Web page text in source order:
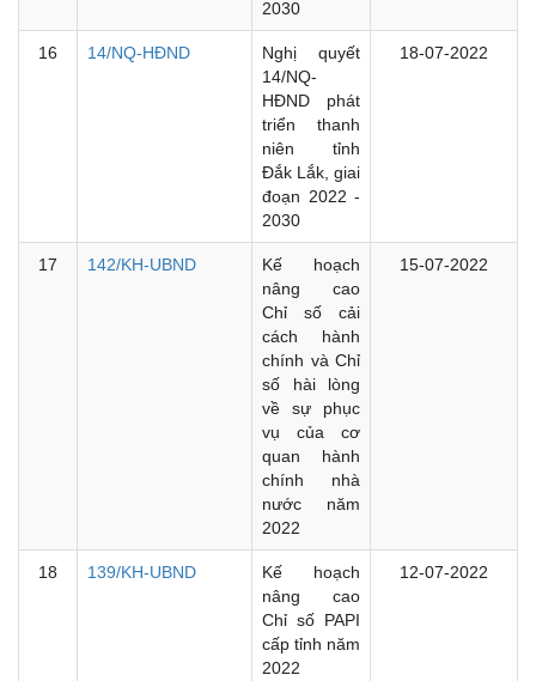
2030
16 14/NQ-HĐND
Nghị quyết
14/NQ-
HĐND phát
triển thanh
niên tỉnh
Đắk Lắk, giai
đoạn 2022 -
2030
18-07-2022
17 142/KH-UBND
Kế hoạch
nâng cao
Chỉ số cải
cách hành
chính và Chỉ
số hài lòng
về sự phục
vụ của cơ
quan hành
chính nhà
nước năm
2022
15-07-2022
18 139/KH-UBND
Kế hoạch
nâng cao
Chỉ số PAPI
cấp tỉnh năm
2022
12-07-2022